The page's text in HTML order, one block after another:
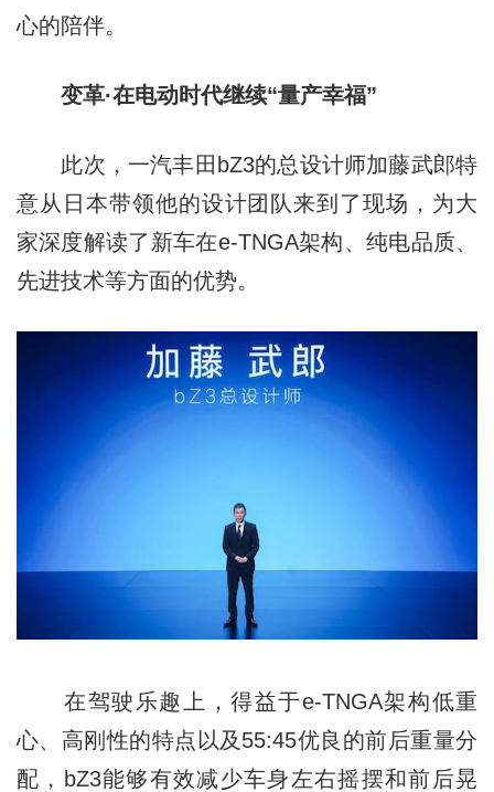
心的陪伴。
变革·在电动时代继续“量产幸福”
此次，一汽丰田bZ3的总设计师加藤武郎特
意从日本带领他的设计团队来到了现场，为大
家深度解读了新车在e-TNGA架构、纯电品质、
先进技术等方面的优势。
在驾驶乐趣上，得益于e-TNGA架构低重
⼼、高刚性的特点以及55:45优良的前后重量分
配，bZ3能够有效减少车身左右摇摆和前后晃